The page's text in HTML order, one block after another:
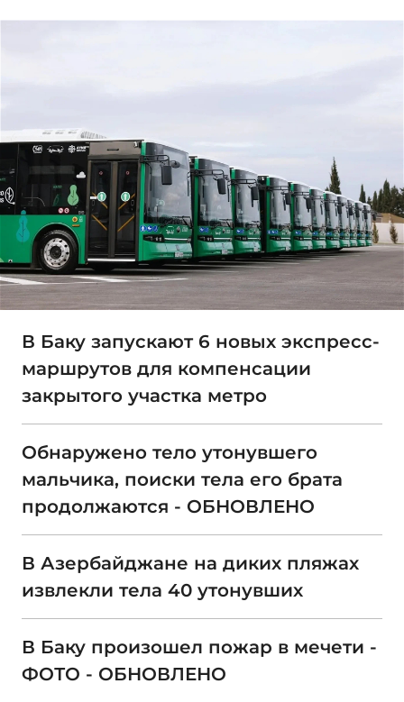
В Баку запускают 6 новых экспресс-
маршрутов для компенсации
закрытого участка метро
Обнаружено тело утонувшего
мальчика, поиски тела его брата
продолжаются - ОБНОВЛЕНО
В Азербайджане на диких пляжах
извлекли тела 40 утонувших
В Баку произошел пожар в мечети -
ФОТО - ОБНОВЛЕНО